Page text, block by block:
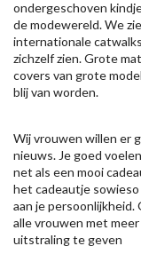
ondergeschoven
de modewereld. We
internationale
zichzelf zien. Grote
covers van grote
blij van worden.
Wij vrouwen willen er
nieuws. Je goed
net als een mooi
het cadeautje
aan je persoonlijkheid.
alle vrouwen met
uitstraling te geven